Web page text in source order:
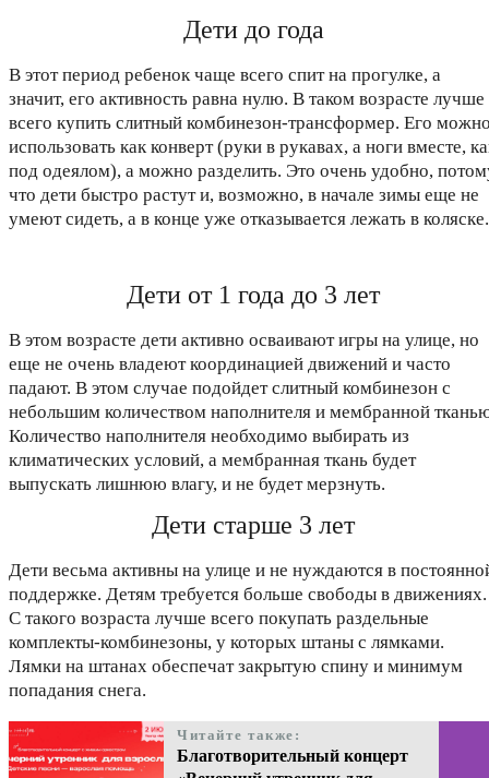
Дети до года
В этот период ребенок чаще всего спит на прогулке, а
значит, его активность равна нулю. В таком возрасте лучше
всего купить слитный комбинезон-трансформер. Его
использовать как конверт (руки в рукавах, а ноги вместе,
под одеялом), а можно разделить. Это очень удобно,
что дети быстро растут и, возможно, в начале зимы еще не
умеют сидеть, а в конце уже отказывается лежать в коляске.
Дети от 1 года до 3 лет
В этом возрасте дети активно осваивают игры на улице, но
еще не очень владеют координацией движений и часто
падают. В этом случае подойдет слитный комбинезон с
небольшим количеством наполнителя и мембранной
Количество наполнителя необходимо выбирать из
климатических условий, а мембранная ткань будет
выпускать лишнюю влагу, и не будет мерзнуть.
Дети старше 3 лет
Дети весьма активны на улице и не нуждаются в
поддержке. Детям требуется больше свободы в движениях.
С такого возраста лучше всего покупать раздельные
комплекты-комбинезоны, у которых штаны с лямками.
Лямки на штанах обеспечат закрытую спину и минимум
попадания снега.
Читайте также:
Благотворительный концерт